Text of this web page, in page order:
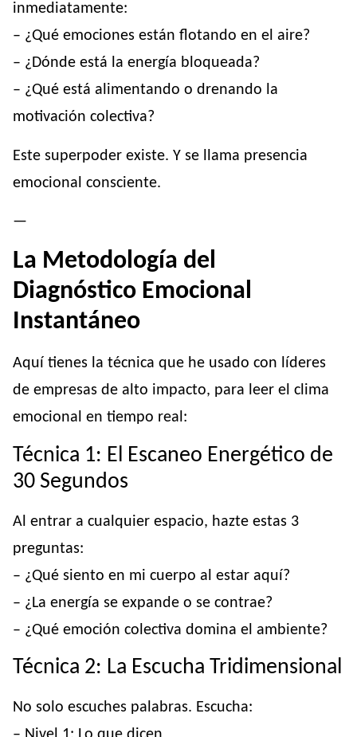
inmediatamente:
– ¿Qué emociones están flotando en el aire?
– ¿Dónde está la energía bloqueada?
– ¿Qué está alimentando o drenando la
motivación colectiva?
Este superpoder existe. Y se llama presencia
emocional consciente.
—
La Metodología del
Diagnóstico Emocional
Instantáneo
Aquí tienes la técnica que he usado con líderes
de empresas de alto impacto, para leer el clima
emocional en tiempo real:
Técnica 1: El Escaneo Energético de
30 Segundos
Al entrar a cualquier espacio, hazte estas 3
preguntas:
– ¿Qué siento en mi cuerpo al estar aquí?
– ¿La energía se expande o se contrae?
– ¿Qué emoción colectiva domina el ambiente?
Técnica 2: La Escucha Tridimensional
No solo escuches palabras. Escucha: